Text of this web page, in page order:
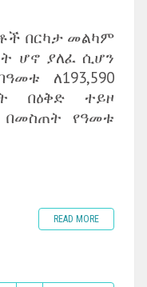
በርካታ መልካም
ሆኖ ያለፈ ሲሆን
ለ193,590
በዕቅድ ተይዞ
በመስጠት የዓመቱ
READ MORE